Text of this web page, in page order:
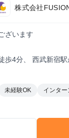
株式会社
ざいます
歩4分、 西武新宿
未経験OK インタ